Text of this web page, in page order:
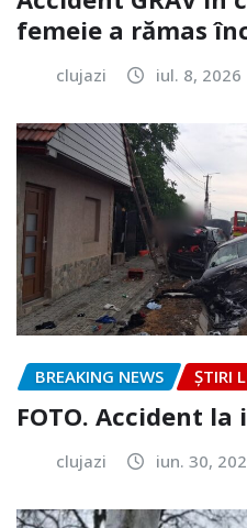
femeie a rămas
clujazi iul. 8, 2026
BREAKING NEWS ȘTIRI
FOTO. Accident
clujazi iun. 30,